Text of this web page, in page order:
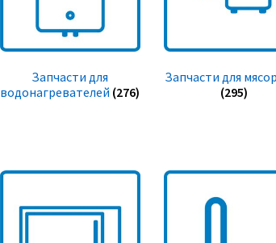
Запчасти для
водонагревателей (276)
Запчасти для
(295)